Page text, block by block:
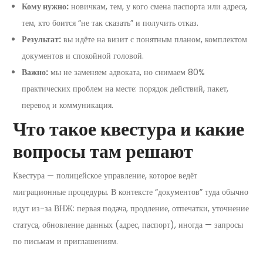
Кому нужно: новичкам, тем, у кого смена паспорта или адреса,
тем, кто боится “не так сказать” и получить отказ.
Результат: вы идёте на визит с понятным планом, комплектом
документов и спокойной головой.
Важно: мы не заменяем адвоката, но снимаем 80%
практических проблем на месте: порядок действий, пакет,
перевод и коммуникация.
Что такое квестура и какие
вопросы там решают
Квестура — полицейское управление, которое ведёт
миграционные процедуры. В контексте “документов” туда обычно
идут из-за ВНЖ: первая подача, продление, отпечатки, уточнение
статуса, обновление данных (адрес, паспорт), иногда — запросы
по письмам и приглашениям.